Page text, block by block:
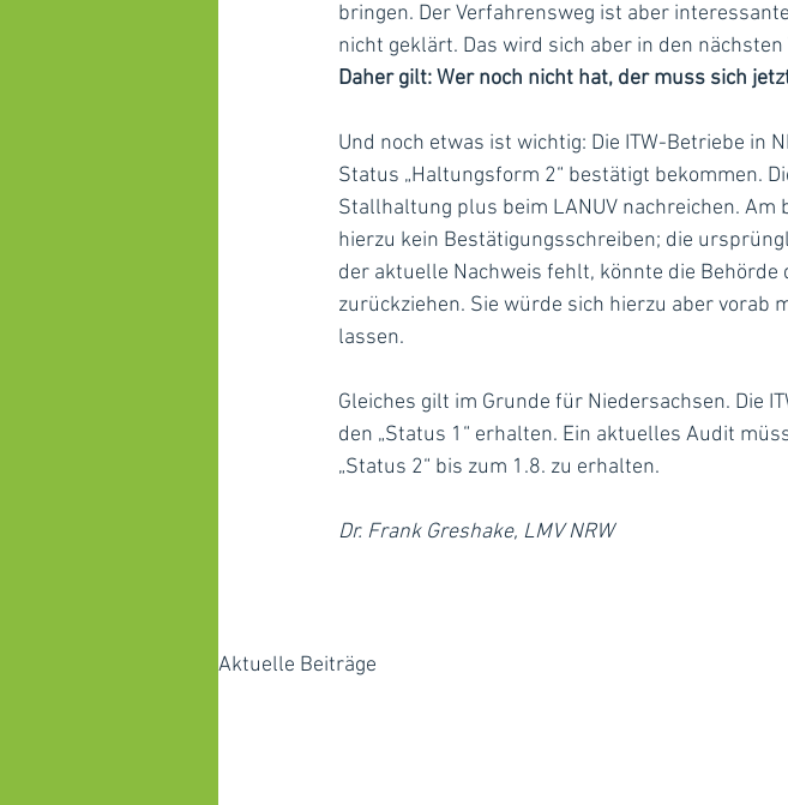
bringen. Der Verfahrensweg ist aber
nicht geklärt. Das wird sich aber in den
Daher gilt: Wer noch nicht hat, der muss sich
Und noch etwas ist wichtig: Die ITW-Betriebe in
Status „Haltungsform 2“ bestätigt bekommen.
Stallhaltung plus beim LANUV nachreichen. Am
hierzu kein Bestätigungsschreiben; die
der aktuelle Nachweis fehlt, könnte die Behörde
zurückziehen. Sie würde sich hierzu aber vorab
lassen.
Gleiches gilt im Grunde für Niedersachsen. Die
den „Status 1“ erhalten. Ein aktuelles Audit
„Status 2“ bis zum 1.8. zu erhalten.
Dr. Frank Greshake, LMV NRW
Aktuelle Beiträge